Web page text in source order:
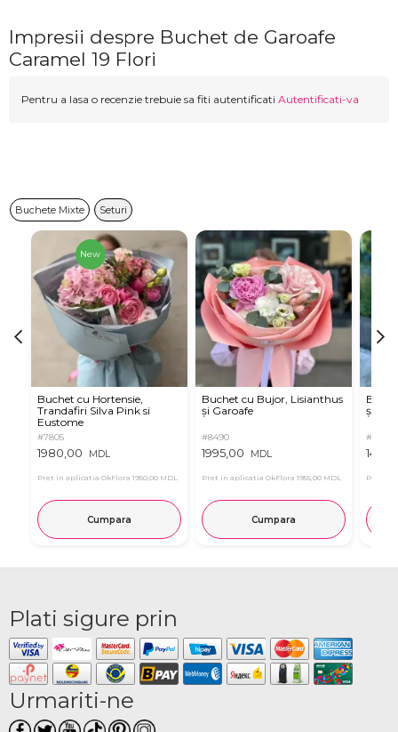
Impresii despre Buchet de Garoafe
Caramel 19 Flori
Pentru a lasa o recenzie trebuie sa fiti autentificati Autentificati-va
Buchete Mixte Seturi
New
Buchet cu Hortensie,
Trandafiri Silva Pink si
Eustome
#7805
1980,00 MDL
Pret in aplicatia OkFlora 1950,00 MDL
Cumpara
Buchet cu Bujor, Lisianthus
și Garoafe
#8490
1995,00 MDL
Pret in aplicatia OkFlora 1955,00 MDL
Cumpara
și
#8633
Pret in
Plati sigure prin
Urmariti-ne